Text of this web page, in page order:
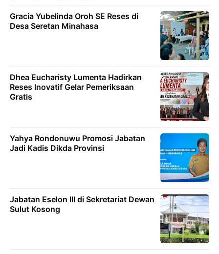
Gracia Yubelinda Oroh SE Reses di
Desa Seretan Minahasa
Dhea Eucharisty Lumenta Hadirkan
Reses lnovatif Gelar Pemeriksaan
Gratis
Yahya Rondonuwu Promosi Jabatan
Jadi Kadis Dikda Provinsi
Jabatan Eselon lll di Sekretariat Dewan
Sulut Kosong